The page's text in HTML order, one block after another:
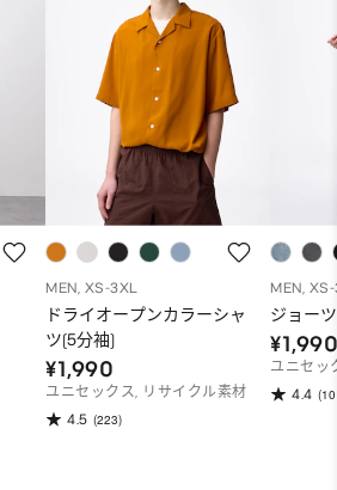
MEN, XS-3XL
ドライオープンカラーシャ
ツ(5分袖)
¥1,990
ユニセックス, リサイクル素材
4.5 (223)
MEN,
ジョーツ
ユニセッ
4.4